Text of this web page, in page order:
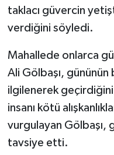
taklacı güvercin
verdiğini söyledi.
Mahallede onlarca
Ali Gölbaşı, gününün
ilgilenerek
insanı kötü
vurgulayan Gölbaşı,
tavsiye etti.
Vefat Haberleri